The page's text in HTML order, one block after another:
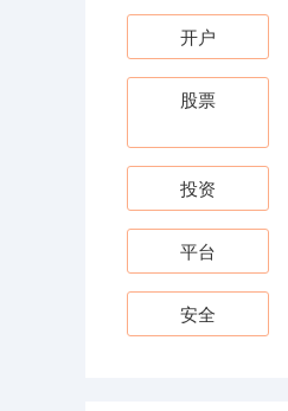
开户
股票
投资
平台
安全